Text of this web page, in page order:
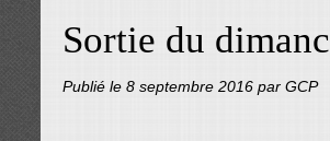
Sortie du
Publié le 8 septembre 2016 par GCP